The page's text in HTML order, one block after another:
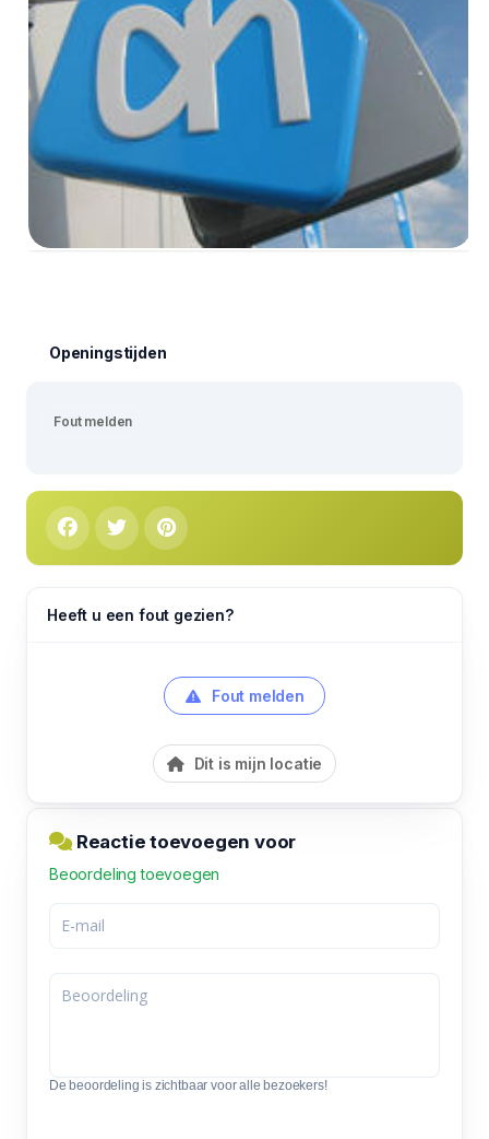
Openingstijden
Fout melden
Heeft u een fout gezien?
Fout melden
Dit is mijn locatie
Reactie toevoegen voor
Beoordeling toevoegen
De beoordeling is zichtbaar voor alle bezoekers!